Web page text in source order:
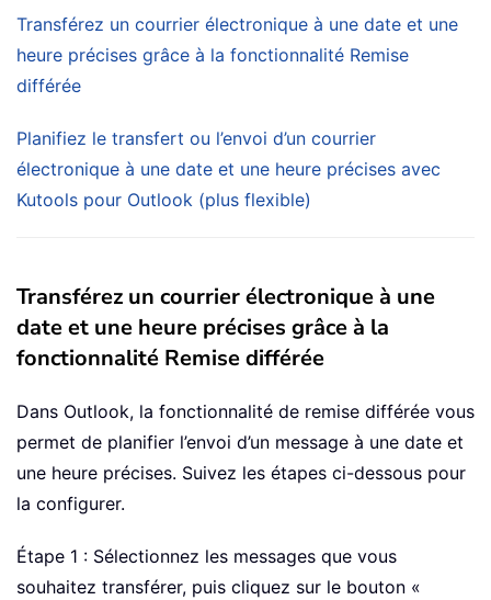
Transférez un courrier électronique à une date et une
heure précises grâce à la fonctionnalité Remise
différée
Planifiez le transfert ou l’envoi d’un courrier
électronique à une date et une heure précises avec
Kutools pour Outlook (plus flexible)
Transférez un courrier électronique à une
date et une heure précises grâce à la
fonctionnalité Remise différée
Dans Outlook, la fonctionnalité de remise différée vous
permet de planifier l’envoi d’un message à une date et
une heure précises. Suivez les étapes ci-dessous pour
la configurer.
Étape 1 : Sélectionnez les messages que vous
souhaitez transférer, puis cliquez sur le bouton «